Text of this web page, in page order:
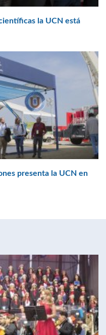
la UCN está
presenta la UCN en